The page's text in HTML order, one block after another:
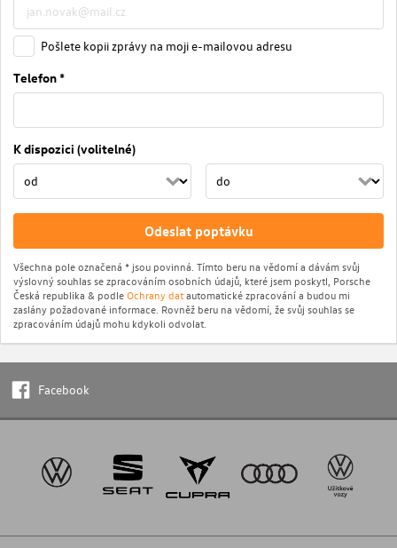
Pošlete kopii zprávy na moji e-mailovou adresu
Telefon *
K dispozici (volitelné)
Odeslat poptávku
Všechna pole označená * jsou povinná. Tímto beru na vědomí a dávám svůj
výslovný souhlas se zpracováním osobních údajů, které jsem poskytl, Porsche
Česká republika & podleOchrany datautomatické zpracování a budou mi
zaslány požadované informace. Rovněž beru na vědomí, že svůj souhlas se
zpracováním údajů mohu kdykoli odvolat.
Facebook